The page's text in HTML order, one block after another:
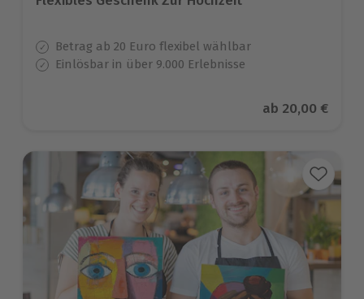
Betrag ab 20 Euro flexibel wählbar
Einlösbar in über 9.000 Erlebnisse
Aktueller Preis
ab 20,00 €